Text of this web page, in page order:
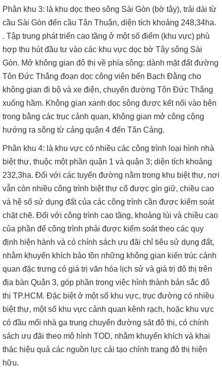
Phân khu 3: là khu dọc theo sông Sài Gòn (bờ tây), trải dài từ
cầu Sài Gòn đến cầu Tân Thuận, diện tích khoảng 248,34ha.
. Tập trung phát triển cao tầng ở một số điểm (khu vực) phù
hợp thu hút đầu tư vào các khu vực dọc bờ Tây sông Sài
Gòn. Mở không gian đô thị về phía sông: dành mặt đất đường
Tôn Đức Thắng đoạn dọc công viên bến Bạch Đằng cho
không gian đi bộ và xe điện, chuyển đường Tôn Đức Thắng
xuống hầm. Không gian xanh dọc sông được kết nối vào bên
trong bằng các trục cảnh quan, không gian mở công cộng
hướng ra sông từ cảng quận 4 đến Tân Cảng.
Phân khu 4: là khu vực có nhiều các công trình loại hình nhà
biệt thự, thuộc một phần quận 1 và quận 3; diện tích khoảng
232,3ha. Đối với các tuyến đường nằm trong khu biệt thự, nơi
vẫn còn nhiều công trình biệt thự cổ được gìn giữ, chiều cao
và hệ số sử dụng đất của các công trình cần được kiểm soát
chặt chẽ. Đối với công trình cao tầng, khoảng lùi và chiều cao
của phần đế công trình phải được kiểm soát theo các quy
định hiện hành và có chính sách ưu đãi chỉ tiêu sử dụng đất,
nhằm khuyến khích bảo tồn những không gian kiến trúc cảnh
quan đặc trưng có giá trị văn hóa lịch sử và giá trị đô thị trên
địa bàn Quận 3, góp phần trong việc hình thành bản sắc đô
thị TP.HCM. Đặc biệt ở một số khu vực, trục đường có nhiều
biệt thự, một số khu vực cảnh quan kênh rạch, hoặc khu vực
có đầu mối nhà ga trung chuyển đường săt đô thị, có chính
sách ưu đãi theo mô hình TOD, nhằm khuyến khích và khai
thác hiệu quả các nguồn lực cải tạo chỉnh trang đô thị hiện
hữu.